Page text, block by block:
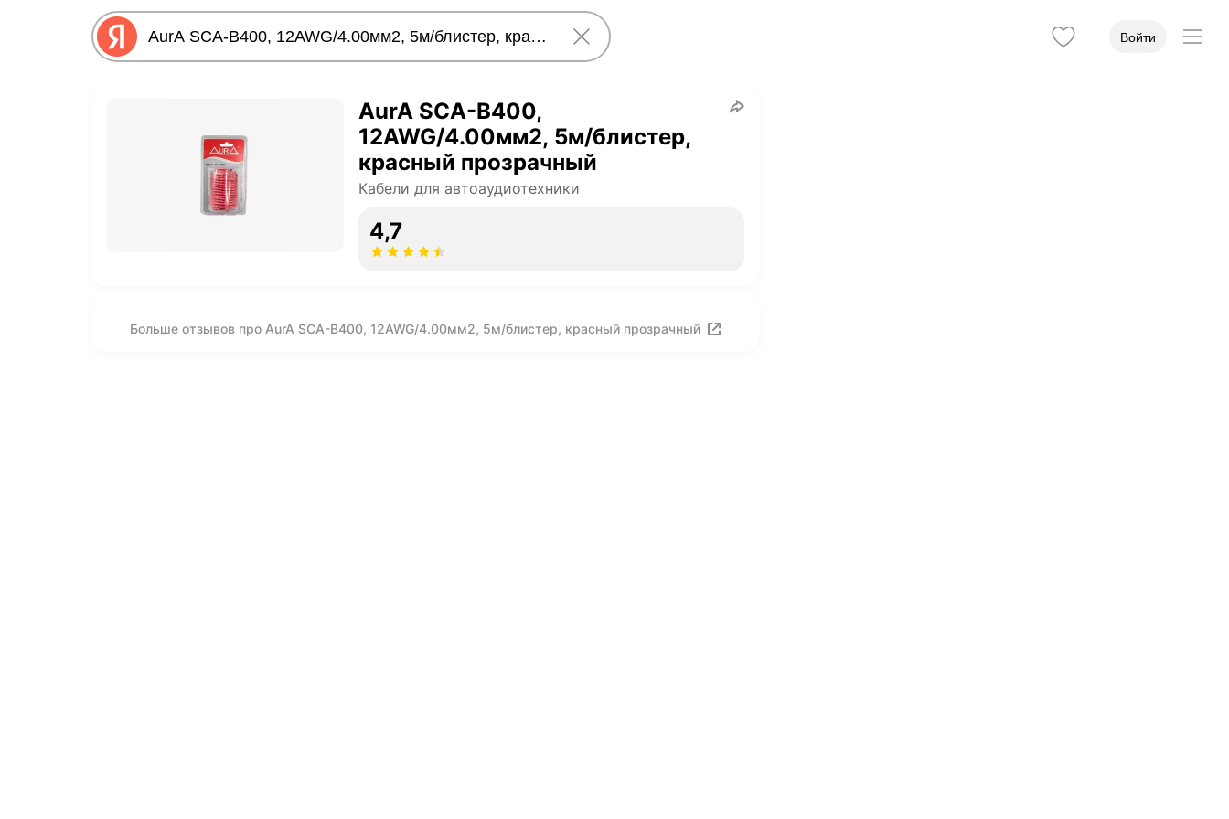
Войти
AurA SCA-B400,
12AWG/4.00мм2, 5м/блистер,
красный прозрачный
Кабели для автоаудиотехники
4,7
Больше отзывов про AurA SCA-B400, 12AWG/4.00мм2, 5м/блистер, красный прозрачный